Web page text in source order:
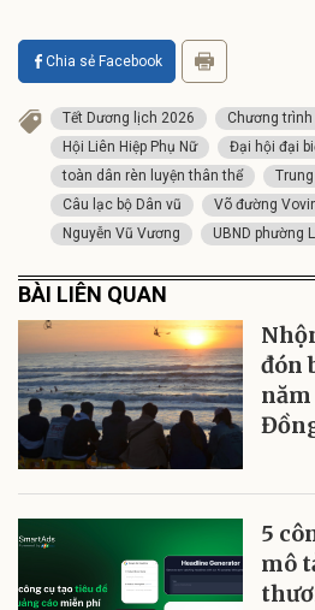
Chia sẻ Facebook
Tết Dương lịch 2026
Chương
Hội Liên Hiệp Phụ Nữ
Đại hội đại
toàn dân rèn luyện thân thể
Câu lạc bộ Dân vũ
Võ đường
Nguyễn Vũ Vương
UBND phường
BÀI LIÊN QUAN
đón
5
mô